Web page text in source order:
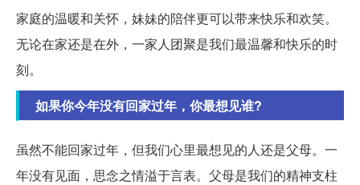
家庭的温暖和关怀，妹妹的陪伴更可以带来快乐和欢笑。
无论在家还是在外，一家人团聚是我们最温馨和快乐的时
刻。
如果你今年没有回家过年，你最想见谁?
虽然不能回家过年，但我们心里最想见的人还是父母。一
年没有见面，思念之情溢于言表。父母是我们的精神支柱